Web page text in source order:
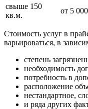
свыше 150
кв.м.
от 5
Стоимость услуг в
варьироваться, в
степень
необходимость
потребность в
расположение
нестандартное,
и ряда других